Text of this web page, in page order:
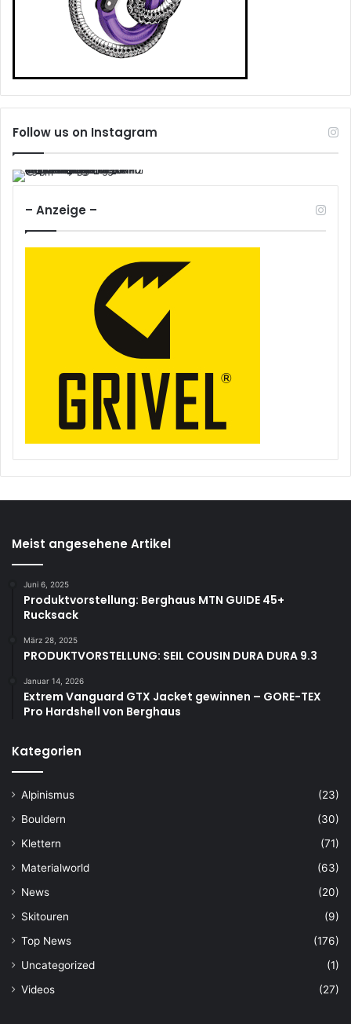
Follow us on Instagram
– Anzeige –
Meist angesehene Artikel
Juni 6, 2025
Produktvorstellung: Berghaus MTN GUIDE 45+
Rucksack
März 28, 2025
PRODUKTVORSTELLUNG: SEIL COUSIN DURA DURA 9.3
Januar 14, 2026
Extrem Vanguard GTX Jacket gewinnen – GORE-TEX
Pro Hardshell von Berghaus
Kategorien
Alpinismus
(23)
Bouldern
(30)
Klettern
(71)
Materialworld
(63)
News
(20)
Skitouren
(9)
Top News
(176)
Uncategorized
(1)
Videos
(27)